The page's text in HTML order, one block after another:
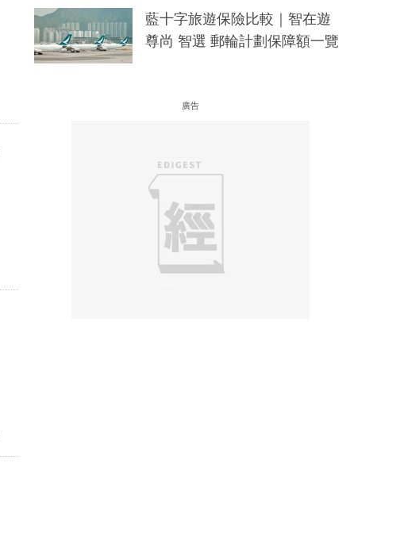
藍十字旅遊保險比較｜智在遊
尊尚 智選 郵輪計劃保障額一覽
廣告